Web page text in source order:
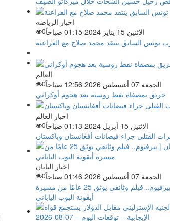
اخبار الرياضه
الاثنين 15 يناير 2024 01:15 صباحاً
0
تونس السابق ينتقد محمد صلاح مع الفراعنة
العالم
الجمعة 07 أغسطس 2026 12:56 صباحاً
0
حريق بمصفاة نفط روسية بعد هجوم أوكراني
اخبار العالم
الاثنين 15 أبريل 2024 01:13 صباحاً
0
القتلى جراء فيضانات أفغانستان وباكستان
اخبار اليابان
الجمعة 07 أغسطس 2026 01:46 صباحاً
0
اليابان | بيرفيوم.. فيلم وثائقي يوثق 25 عامًا من مسيرة
أيقونة البوب الياباني